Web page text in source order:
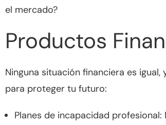
el mercado?
Productos
Ninguna situación financiera es
para proteger tu futuro:
Planes de incapacidad